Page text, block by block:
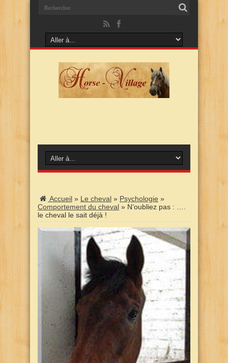
Accueil » Le cheval » Psychologie »
Comportement du cheval » N’oubliez pas : ….
le cheval le sait déjà !